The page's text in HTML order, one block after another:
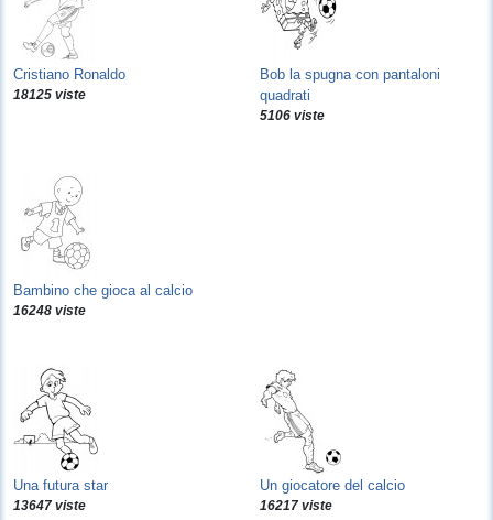
Cristiano Ronaldo
18125 viste
Bob la spugna con pantaloni
quadrati
5106 viste
Bambino che gioca al calcio
16248 viste
Una futura star
13647 viste
Un giocatore del calcio
16217 viste